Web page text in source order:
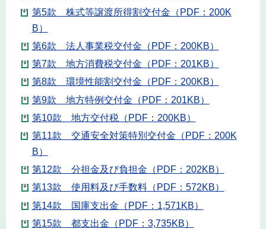
第5款 株式等譲渡所得割交付金（PDF：200K
B）
第6款 法人事業税交付金（PDF：200KB）
第7款 地方消費税交付金（PDF：201KB）
第8款 環境性能割交付金（PDF：200KB）
第9款 地方特例交付金（PDF：201KB）
第10款 地方交付税（PDF：200KB）
第11款 交通安全対策特別交付金（PDF：200K
B）
第12款 分担金及び負担金（PDF：202KB）
第13款 使用料及び手数料（PDF：572KB）
第14款 国庫支出金（PDF：1,571KB）
第15款 都支出金（PDF：3,735KB）